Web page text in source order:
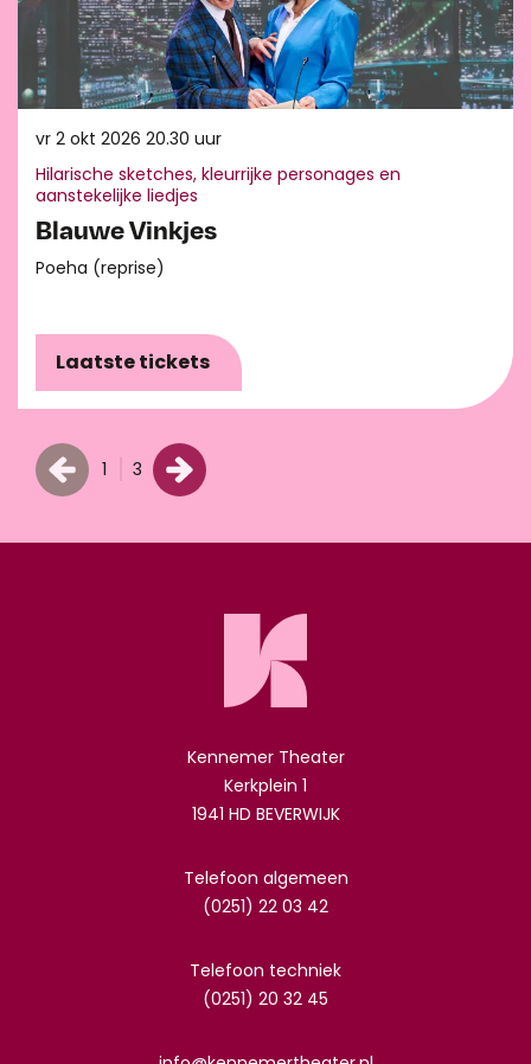
Blauwe Vinkjes
Poeha (reprise)
Hilarische sketches, kleurrijke personages en
aanstekelijke liedjes
vr 2 okt 2026 20.30 uur
Laatste tickets
1 3
Kennemer Theater
Kerkplein 1
1941 HD BEVERWIJK
Telefoon algemeen
(0251) 22 03 42
Telefoon techniek
(0251) 20 32 45